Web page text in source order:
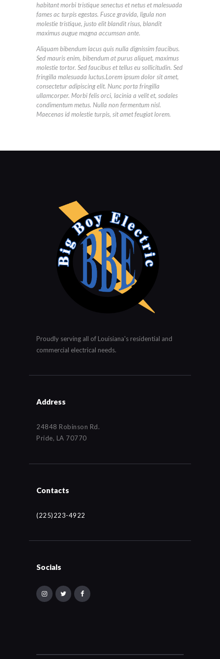
habitant morbi tristique senectus et netus et malesuada
fames ac turpis egestas. Fusce gravida, ligula non
molestie tristique, justo elit blandit risus, blandit
maximus augue magna accumsan ante.
Aliquam bibendum lacus quis nulla dignissim faucibus.
Sed mauris enim, bibendum at purus aliquet, maximus
molestie tortor. Sed faucibus et tellus eu sollicitudin. Sed
fringilla malesuada luctus.Lorem ipsum dolor sit amet,
consectetur adipiscing elit. Nunc porta fringilla
ullamcorper. Morbi felis orci, lacinia a velit et, sodales
condimentum metus. Nulla non fermentum nisl.
Maecenas id molestie turpis, sit amet feugiat lorem.
Proudly serving all of Louisiana's residential and
commercial electrical needs.
Address
24848 Robinson Rd.
Pride, LA 70770
Contacts
(225)223-4922
Socials